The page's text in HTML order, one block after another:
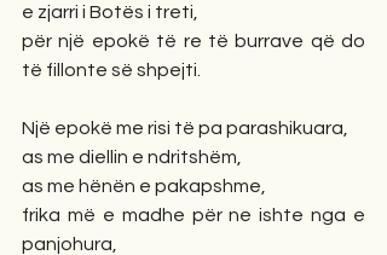
e zjarri i Botës i treti,
për një epokë të re të burrave që do
të fillonte së shpejti.
Një epokë me risi të pa parashikuara,
as me diellin e ndritshëm,
as me hënën e pakapshme,
frika më e madhe për ne ishte nga e
panjohura,